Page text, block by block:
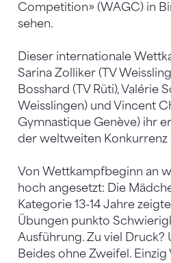
Competition» (WAGC) in
sehen.
Dieser internationale
Sarina Zolliker (TV
Bosshard (TV Rüti), Valérie
Weisslingen) und Vincent
Gymnastique Genève) ihr
der weltweiten Konkurrenz
Von Wettkampfbeginn an
hoch angesetzt: Die
Kategorie 13-14 Jahre
Übungen punkto
Ausführung. Zu viel Druck?
Beides ohne Zweifel.